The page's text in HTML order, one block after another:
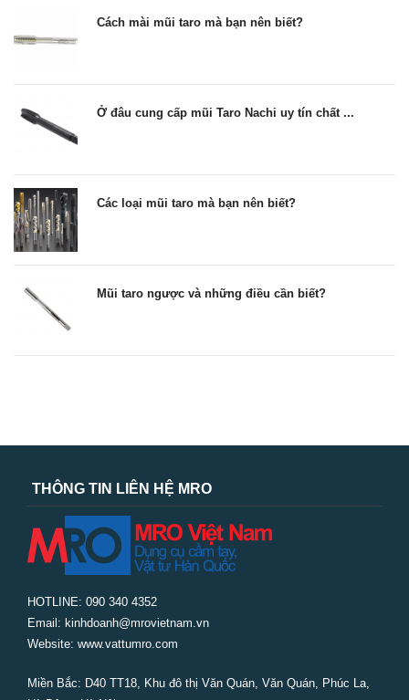
Cách mài mũi taro mà bạn nên biết?
Ở đâu cung cấp mũi Taro Nachi uy tín chất ...
Các loại mũi taro mà bạn nên biết?
Mũi taro ngược và những điều cần biết?
THÔNG TIN LIÊN HỆ MRO
HOTLINE: 090 340 4352
Email: kinhdoanh@mrovietnam.vn
Website: www.vattumro.com
Miền Bắc: D40 TT18, Khu đô thị Văn Quán, Văn Quán, Phúc La,